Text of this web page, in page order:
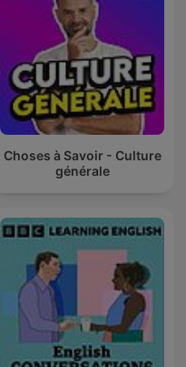
Choses à Savoir - Culture
générale